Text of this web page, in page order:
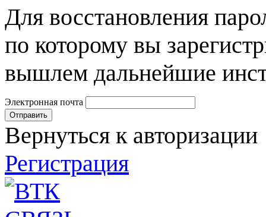
Для восстановления
по которому вы
вышлем дальнейшие
Электронная почта
Вернуться к авторизации
Регистрация